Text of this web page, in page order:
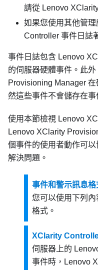
請從 Lenovo
如果您使用其他管
Controller 事件日誌
事件日誌包含 Lenovo
的伺服器硬體事件。此外
Provisioning Manager 在
然這些事件不會儲存在
使用本節檢視 Lenovo
Lenovo XClarity
個事件的使用者動作可
解決問題。
事件和警示訊息格
您可以使用下列
格式。
XClarity
伺服器上的
事件時， Lenovo